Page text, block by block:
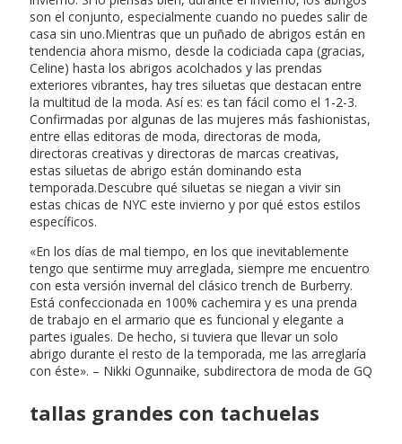
son el conjunto, especialmente cuando no puedes salir de
casa sin uno.Mientras que un puñado de abrigos están en
tendencia ahora mismo, desde la codiciada capa (gracias,
Celine) hasta los abrigos acolchados y las prendas
exteriores vibrantes, hay tres siluetas que destacan entre
la multitud de la moda. Así es: es tan fácil como el 1-2-3.
Confirmadas por algunas de las mujeres más fashionistas,
entre ellas editoras de moda, directoras de moda,
directoras creativas y directoras de marcas creativas,
estas siluetas de abrigo están dominando esta
temporada.Descubre qué siluetas se niegan a vivir sin
estas chicas de NYC este invierno y por qué estos estilos
específicos.
«En los días de mal tiempo, en los que inevitablemente
tengo que sentirme muy arreglada, siempre me encuentro
con esta versión invernal del clásico trench de Burberry.
Está confeccionada en 100% cachemira y es una prenda
de trabajo en el armario que es funcional y elegante a
partes iguales. De hecho, si tuviera que llevar un solo
abrigo durante el resto de la temporada, me las arreglaría
con éste». – Nikki Ogunnaike, subdirectora de moda de GQ
tallas grandes con tachuelas